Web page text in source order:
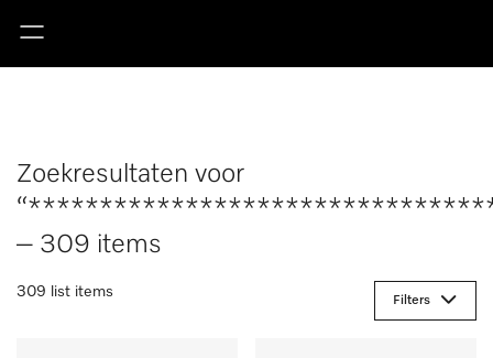
Zoekresultaten voor
– 309 items
309 list items
Filters